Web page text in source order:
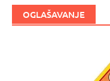
OGLAŠAVANJE